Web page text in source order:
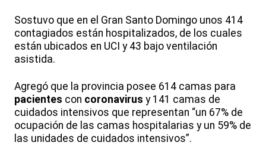
Sostuvo que en el Gran Santo Domingo unos 414
contagiados están hospitalizados, de los cuales
están ubicados en UCI y 43 bajo ventilación
asistida.
Agregó que la provincia posee 614 camas para
pacientes con coronavirus y 141 camas de
cuidados intensivos que representan “un 67% de
ocupación de las camas hospitalarias y un 59% de
las unidades de cuidados intensivos”.